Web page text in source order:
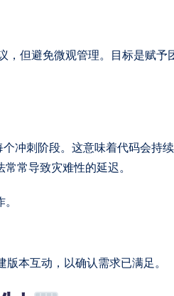
，但避免微观管理。目标是赋予
冲刺阶段。这意味着代码会持
常导致灾难性的延迟。
版本互动，以确认需求已满足。